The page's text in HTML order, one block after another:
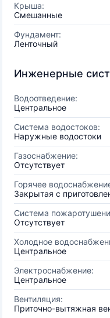
Крыша:
Смешанные
Фундамент:
Ленточный
Инженерные
Водоотведение:
Центральное
Система водостоков:
Наружные водостоки
Газоснабжение:
Отсутствует
Горячее
Закрытая с
Система
Отсутствует
Холодное
Центральное
Электроснабжение:
Центральное
Вентиляция:
Приточно-вытяжная